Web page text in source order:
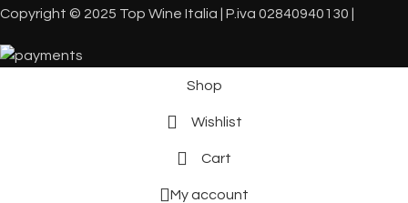
Copyright © 2025 Top Wine Italia | P.iva 02840940130 |
Shop
Wishlist
Cart
My account